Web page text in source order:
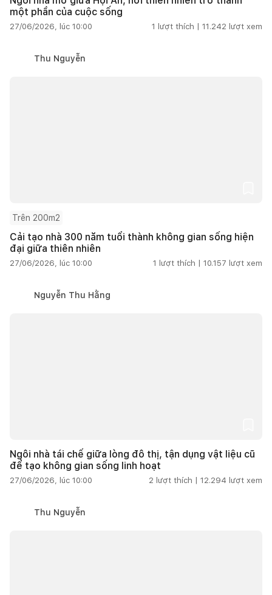
một phần của cuộc sống
27/06/2026, lúc 10:00 1 lượt thích | 11.242 lượt xem
Thu Nguyễn
Trên 200m2
Cải tạo nhà 300 năm tuổi thành không gian sống hiện
đại giữa thiên nhiên
27/06/2026, lúc 10:00 1 lượt thích | 10.157 lượt xem
Nguyễn Thu Hằng
Ngôi nhà tái chế giữa lòng đô thị, tận dụng vật liệu cũ
để tạo không gian sống linh hoạt
27/06/2026, lúc 10:00 2 lượt thích | 12.294 lượt xem
Thu Nguyễn